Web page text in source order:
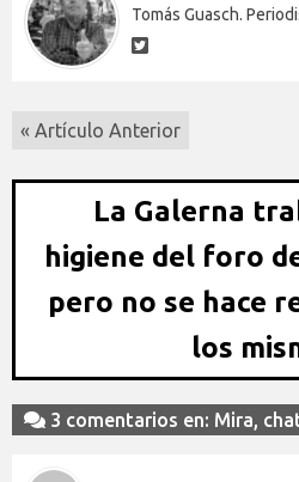
Tomás Guasch.
« Artículo Anterior
La Galerna
higiene del foro
pero no se hace
los
3 comentarios en: Mira,